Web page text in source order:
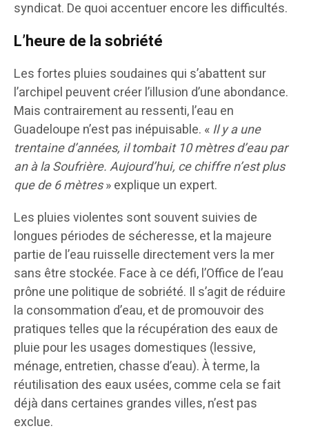
syndicat. De quoi accentuer encore les difficultés.
L’heure de la sobriété
Les fortes pluies soudaines qui s’abattent sur
l’archipel peuvent créer l’illusion d’une abondance.
Mais contrairement au ressenti, l’eau en
Guadeloupe n’est pas inépuisable. «Il y a une
trentaine d’années, il tombait 10 mètres d’eau par
an à la Soufrière. Aujourd’hui, ce chiffre n’est plus
que de 6 mètres» explique un expert.
Les pluies violentes sont souvent suivies de
longues périodes de sécheresse, et la majeure
partie de l’eau ruisselle directement vers la mer
sans être stockée. Face à ce défi, l’Office de l’eau
prône une politique de sobriété. Il s’agit de réduire
la consommation d’eau, et de promouvoir des
pratiques telles que la récupération des eaux de
pluie pour les usages domestiques (lessive,
ménage, entretien, chasse d’eau). À terme, la
réutilisation des eaux usées, comme cela se fait
déjà dans certaines grandes villes, n’est pas
exclue.